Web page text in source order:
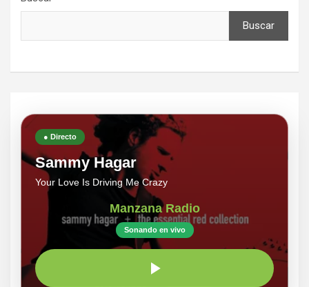
Buscar
● Directo
Sammy Hagar
Your Love Is Driving Me Crazy
Manzana Radio
Sonando en vivo